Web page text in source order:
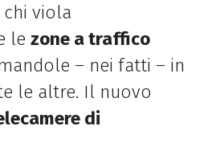
viola
le zone a traffico
– nei fatti – in
le altre. Il nuovo
di